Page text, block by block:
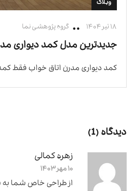
وبلاگ
۱۸ تیر ۱۴۰۴ گروه پژوهشی نما
جدیدترین مدل کمد دیواری
کمد دیواری مدرن اتاق خواب فقط
دیدگاه (1)
زهره کمالی
۱۰ مهر ۱۴۰۳
از طراحی خاص شما